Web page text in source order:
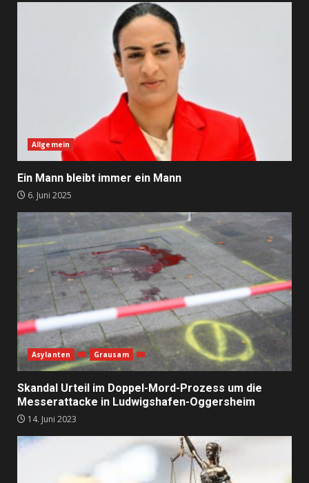
Allgemein
Ein Mann bleibt immer ein Mann
6. Juni 2025
Asylanten Grausam
Skandal Urteil im Doppel-Mord-Prozess um die
Messerattacke in Ludwigshafen-Oggersheim
14. Juni 2023